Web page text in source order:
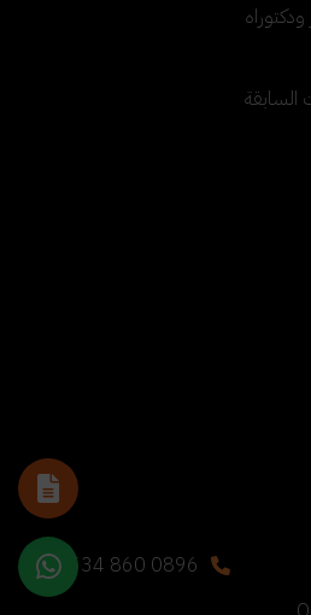
السابقة
+90 534 860 0896